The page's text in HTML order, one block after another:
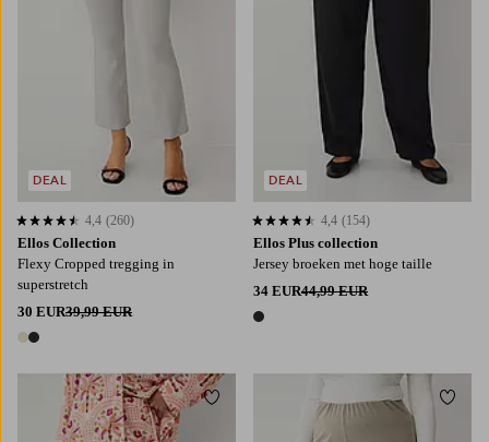
Ellos Collection
Flexy Cropped tregging in
superstretch
30 EUR39,99 EUR
2 kleuren
4,4 op basis van 260 beoordelingen
4,4 (260)
DEAL
Ellos Plus collection
Jersey broeken met hoge taille
34 EUR44,99 EUR
1 kleur
4,4 op basis van 154 beoordelingen
4,4 (154)
DEAL
Toevoegen aan favorieten